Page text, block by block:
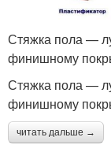
Стяжка пола —
финишному
Стяжка пола —
финишному
читать дальше →